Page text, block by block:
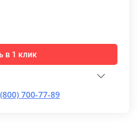
в 1 клик
700-77-89